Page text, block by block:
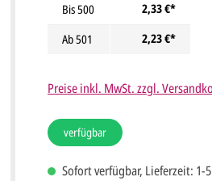
Bis500
2,33 €*
Ab501 2,23 €*
Preise inkl. MwSt. zzgl.
verfügbar
Sofort verfügbar, Lieferzeit: 1-